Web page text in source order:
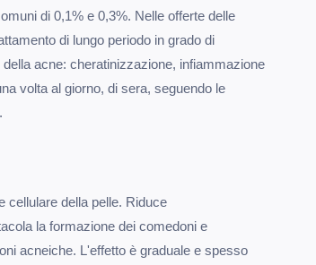
di 0,1% e 0,3%. Nelle offerte delle
di lungo periodo in grado di
acne: cheratinizzazione, infiammazione
volta al giorno, di sera, seguendo le
cellulare della pelle. Riduce
la formazione dei comedoni e
acneiche. L'effetto è graduale e spesso